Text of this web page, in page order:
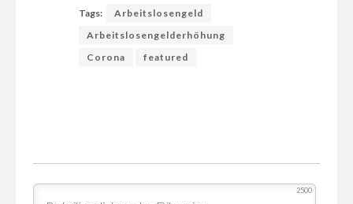
Tags:
Arbeitslosengeld
Arbeitslosengelderhöhung
Corona
featured
2500